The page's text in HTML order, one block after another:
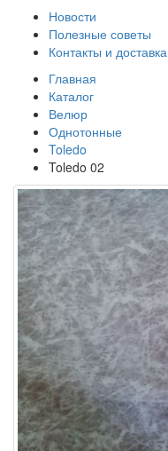
Новости
Полезные советы
Контакты и доставка
Главная
Каталог
Велюр
Однотонные
Toledo
Toledo 02